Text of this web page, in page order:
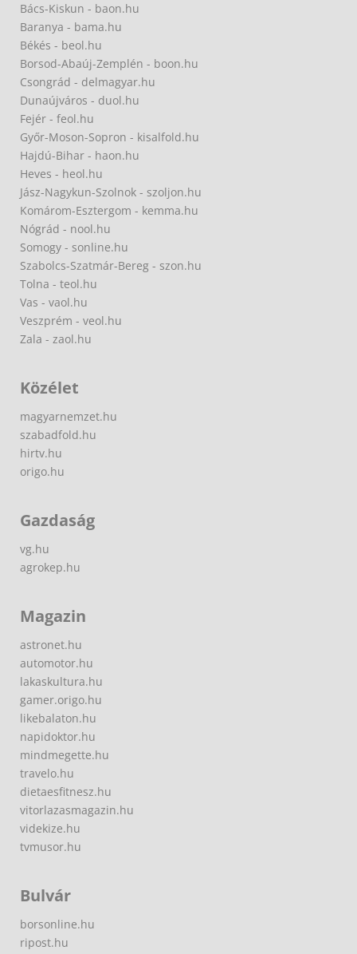
Bács-Kiskun - baon.hu
Baranya - bama.hu
Békés - beol.hu
Borsod-Abaúj-Zemplén - boon.hu
Csongrád - delmagyar.hu
Dunaújváros - duol.hu
Fejér - feol.hu
Győr-Moson-Sopron - kisalfold.hu
Hajdú-Bihar - haon.hu
Heves - heol.hu
Jász-Nagykun-Szolnok - szoljon.hu
Komárom-Esztergom - kemma.hu
Nógrád - nool.hu
Somogy - sonline.hu
Szabolcs-Szatmár-Bereg - szon.hu
Tolna - teol.hu
Vas - vaol.hu
Veszprém - veol.hu
Zala - zaol.hu
Közélet
magyarnemzet.hu
szabadfold.hu
hirtv.hu
origo.hu
Gazdaság
vg.hu
agrokep.hu
Magazin
astronet.hu
automotor.hu
lakaskultura.hu
gamer.origo.hu
likebalaton.hu
napidoktor.hu
mindmegette.hu
travelo.hu
dietaesfitnesz.hu
vitorlazasmagazin.hu
videkize.hu
tvmusor.hu
Bulvár
borsonline.hu
ripost.hu